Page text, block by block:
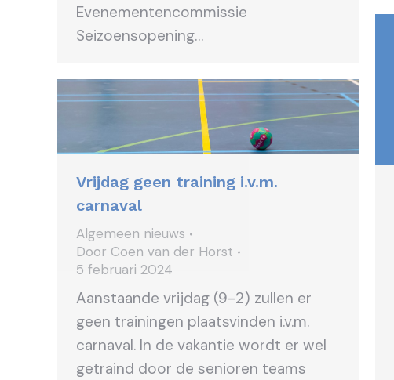
Evenementencommissie
Seizoensopening…
Vrijdag geen training i.v.m.
carnaval
Algemeen nieuws
Door Coen van der Horst
5 februari 2024
Aanstaande vrijdag (9-2) zullen er
geen trainingen plaatsvinden i.v.m.
carnaval. In de vakantie wordt er wel
getraind door de senioren teams